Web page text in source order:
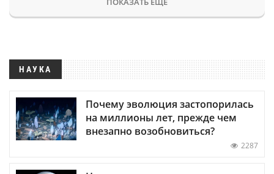
НАУКА
Почему эволюция застопорилась
на миллионы лет, прежде чем
внезапно возобновиться?
2287